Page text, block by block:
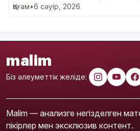
Қоғам•6 сәуір, 2026
malim
Біз әлеуметтік желіде:
Malim — анализге негізделген
пікірлер мен эксклюзив контент.